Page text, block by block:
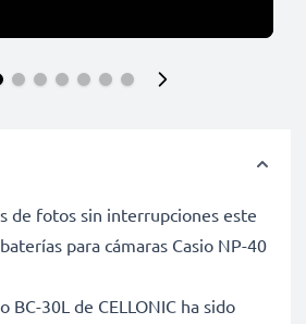
de fotos sin interrupciones este
para cámaras Casio NP-40
BC-30L de CELLONIC ha sido